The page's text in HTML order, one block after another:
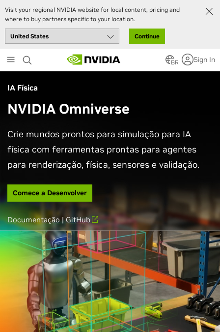
Visit your regional NVIDIA website for local content, pricing and
where to buy partners specific to your location.
Continue
to
main
content
BR Sign In
IA Física
NVIDIA Omniverse
Crie mundos prontos para simulação para IA
física com ferramentas prontas para agentes
para renderização, física, sensores e validação.
Comece a Desenvolver
Documentação| GitHub